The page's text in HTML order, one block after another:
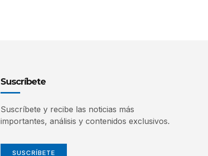
Suscríbete
Suscríbete y recibe las noticias más
importantes, análisis y contenidos exclusivos.
SUSCRÍBETE